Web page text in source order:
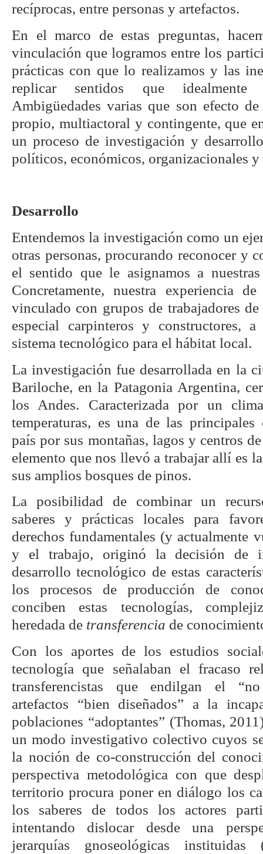
recíprocas, entre personas y artefactos.
En el marco de estas preguntas,
vinculación que logramos entre los
prácticas con que lo realizamos y las
replicar sentidos que idealmente
Ambigüedades varias que son efecto
propio, multiactoral y contingente, que
un proceso de investigación y
políticos, económicos, organizacionales y
Desarrollo
Entendemos la investigación como un
otras personas, procurando reconocer y
el sentido que le asignamos a
Concretamente, nuestra experiencia
vinculado con grupos de trabajadores
especial carpinteros y constructores,
sistema tecnológico para el hábitat local.
La investigación fue desarrollada en la
Bariloche, en la Patagonia Argentina,
los Andes. Caracterizada por un
temperaturas, es una de las
país por sus montañas, lagos y centros
elemento que nos llevó a trabajar allí es
sus amplios bosques de pinos.
La posibilidad de combinar un
saberes y prácticas locales para
derechos fundamentales (y actualmente
y el trabajo, originó la decisión de
desarrollo tecnológico de estas
los procesos de producción de
conciben estas tecnologías,
heredada de transferencia de
Con los aportes de los estudios
tecnología que señalaban el fracaso
transferencistas que endilgan el
artefactos “bien diseñados” a la
poblaciones “adoptantes” (Thomas,
un modo investigativo colectivo cuyos
la noción de co-construcción del
perspectiva metodológica con que
territorio procura poner en diálogo los
los saberes de todos los actores
intentando dislocar desde una
jerarquías gnoseológicas instituidas